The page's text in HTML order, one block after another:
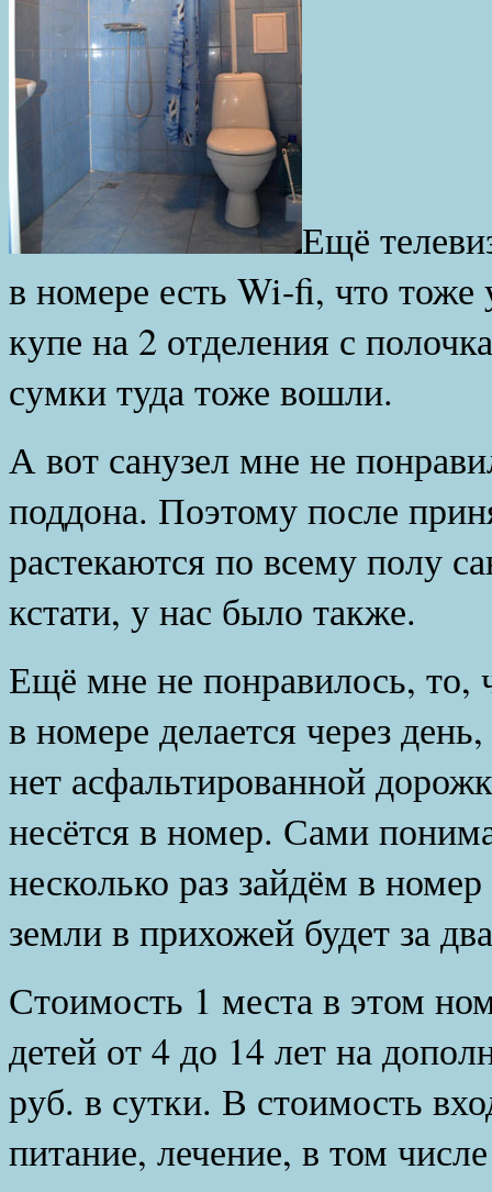
Ещё
в номере есть Wi-fi, что
купе на 2 отделения с
сумки туда тоже вошли.
А вот санузел мне не
поддона. Поэтому после
растекаются по всему полу
кстати, у нас было также.
Ещё мне не понравилось, то,
в номере делается через
нет асфальтированной
несётся в номер. Сами
несколько раз зайдём в
земли в прихожей будет за
Стоимость 1 места в этом
детей от 4 до 14 лет на
руб. в сутки. В стоимость
питание, лечение, в том